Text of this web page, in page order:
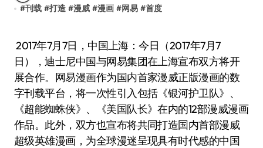
#刊载 #打造 #漫威 #漫画 #网易 #首度
2017年7月7日，中国上海：今日（2017年7月7
日），迪士尼中国与网易集团在上海宣布双方将开
展合作。网易漫画作为国内首家漫威正版漫画的数
字刊载平台，将一次性引入包括《银河护卫队》、
《超能蜘蛛侠》、《美国队长》在内的12部漫威漫画
作品。此外，双方也宣布将共同打造国内首部漫威
超级英雄漫画，为全球漫迷呈现具有时代感的中国